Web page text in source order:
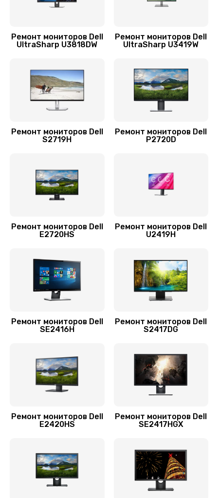
Ремонт подсветки
Замена разъёмов (HDMI, DVI, Дисплей порта)
Заказать
Ремонт мониторов Dell
UltraSharp U3818DW
Ремонт мониторов Dell
UltraSharp U3419W
Ремонт мониторов Dell
S2719H
Ремонт мониторов Dell
P2720D
Ремонт мониторов Dell
E2720HS
Ремонт мониторов Dell
U2419H
Ремонт мониторов Dell
SE2416H
Ремонт мониторов Dell
S2417DG
Ремонт мониторов Dell
E2420HS
Ремонт мониторов Dell
SE2417HGX